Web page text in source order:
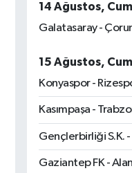
14 Ağustos,
Galatasaray -
15 Ağustos,
Konyaspor -
Kasımpaşa -
Gençlerbirliği S.K.
Gaziantep FK -